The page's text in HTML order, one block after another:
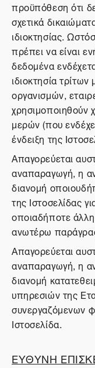
προϋπόθεση ότι
σχετικά
ιδιοκτησίας.
πρέπει να είναι
δεδομένα
ιδιοκτησία
οργανισμών,
χρησιμοποιηθούν
μερών (που
ένδειξη της
Απαγορεύεται
αναπαραγωγή, η
διανομή
της Ιστοσελίδας
οποιαδήποτε
ανωτέρω
Απαγορεύεται
αναπαραγωγή, η
διανομή
υπηρεσιών της
συνεργαζόμενων
Ιστοσελίδα.
ΕΥΘΥΝΗ